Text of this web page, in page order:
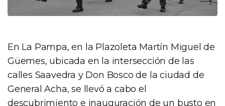
En La Pampa, en la Plazoleta Martín Miguel de
Güemes, ubicada en la intersección de las
calles Saavedra y Don Bosco de la ciudad de
General Acha, se llevó a cabo el
descubrimiento e inauguración de un busto en